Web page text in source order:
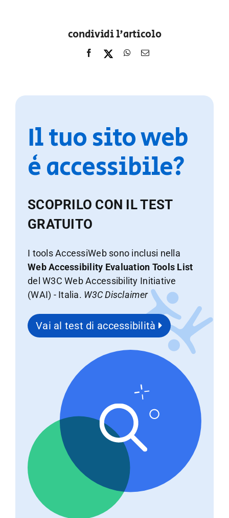
condividi l'articolo
Il tuo sito web
è accessibile?
SCOPRILO CON IL TEST
GRATUITO
I tools AccessiWeb sono inclusi nella
Web Accessibility Evaluation Tools List
del W3C Web Accessibility Initiative
(WAI) - Italia. W3C Disclaimer
Vai al test di accessibilità